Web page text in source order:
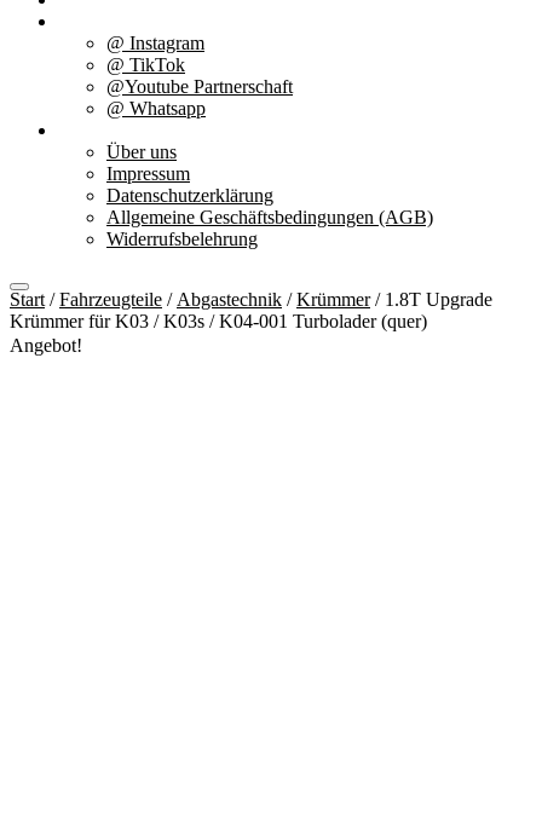
@ Instagram
@ TikTok
@Youtube Partnerschaft
@ Whatsapp
Über uns
Impressum
Datenschutzerklärung
Allgemeine Geschäftsbedingungen (AGB)
Widerrufsbelehrung
Start /Fahrzeugteile / Abgastechnik /Krümmer/ 1.8T Upgrade
Krümmer für K03 / K03s / K04-001 Turbolader (quer)
Angebot!